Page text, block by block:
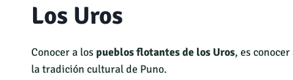
Los Uros
Conocer a los pueblosflotantes de los Uros, es
la tradición cultural de Puno.